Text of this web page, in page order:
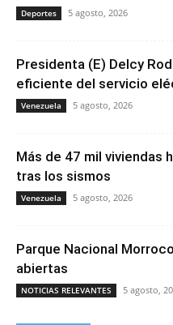
Deportes 5 agosto, 2026
Presidenta (E) Delcy
eficiente del servicio
Venezuela 5 agosto, 2026
Más de 47 mil viviendas
tras los sismos
Venezuela 5 agosto, 2026
Parque Nacional
abiertas
NOTICIAS RELEVANTES 5 agosto,